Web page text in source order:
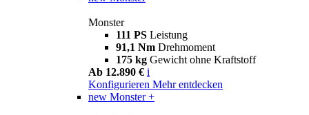
Monster
111 PS Leistung
91,1 Nm Drehmoment
175 kg Gewicht ohne Kraftstoff
Ab 12.890 € i
Konfigurieren Mehr entdecken
new Monster +